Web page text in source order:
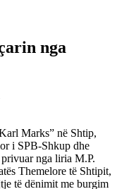
nga
Marks” në Shtip,
i SPB-Shkup dhe
nga liria M.P.
Themelore të Shtipit,
të dënimit me burgim